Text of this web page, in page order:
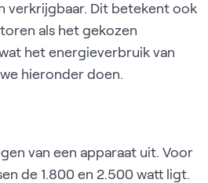
verkrijgbaar. Dit betekent ook
als het gekozen
het energieverbruik van
hieronder doen.
van een apparaat uit. Voor
de 1.800 en 2.500 watt ligt.